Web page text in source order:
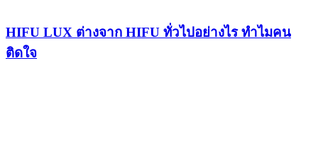
HIFU LUX ต่างจาก HIFU ทั่วไปอย่างไร ทำไมคน
ติดใจ